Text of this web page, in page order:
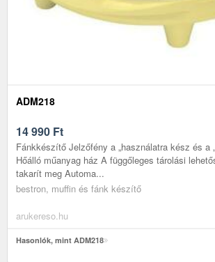
ADM218
14 990 Ft
Fánkkészítő Jelzőfény a „használatra kész és a
Hőálló műanyag ház A függőleges tárolási
takarít meg Automa...
bestron, muffin és fánk készítő
arukereso.hu
Hasonlók, mint ADM218